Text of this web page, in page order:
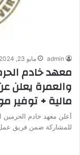
admin مايو 23, 2024
معهد خادم
والعمرة
مالية + توفير
أعلن معهد خادم
للمشاركة ضمن فريق عمل